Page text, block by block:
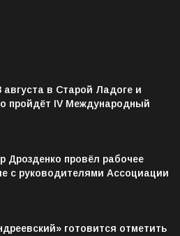
августа в Старой Ладоге и
пройдёт IV Международный
Дрозденко провёл рабочее
с руководителями Ассоциации
готовится отметить